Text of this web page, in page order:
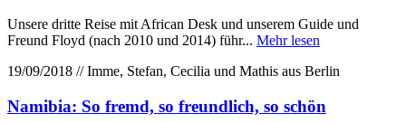
Unsere dritte Reise mit African Desk und unserem Guide und
Freund Floyd (nach 2010 und 2014) führ... Mehr lesen
19/09/2018 // Imme, Stefan, Cecilia und Mathis aus Berlin
Namibia: So fremd, so freundlich, so schön